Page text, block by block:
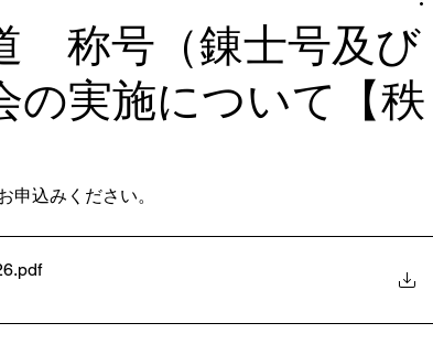
称号（錬士号及び
の実施について【秩
申込みください。
.pdf